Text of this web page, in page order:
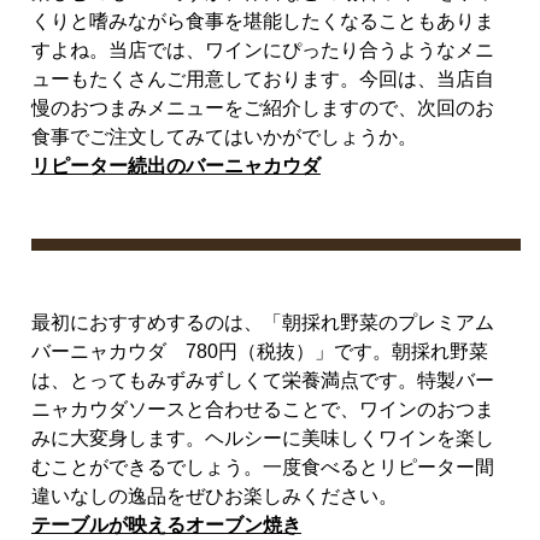
くりと嗜みながら食事を堪能したくなることもありま
すよね。当店では、ワインにぴったり合うようなメニ
ューもたくさんご用意しております。今回は、当店自
慢のおつまみメニューをご紹介しますので、次回のお
食事でご注文してみてはいかがでしょうか。
リピーター続出のバーニャカウダ
最初におすすめするのは、「朝採れ野菜のプレミアム
バーニャカウダ 780円（税抜）」です。朝採れ野菜
は、とってもみずみずしくて栄養満点です。特製バー
ニャカウダソースと合わせることで、ワインのおつま
みに大変身します。ヘルシーに美味しくワインを楽し
むことができるでしょう。一度食べるとリピーター間
違いなしの逸品をぜひお楽しみください。
テーブルが映えるオーブン焼き